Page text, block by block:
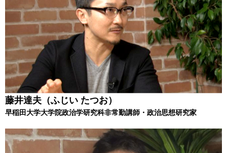
藤井達夫（ふじい たつお）
早稲田大学大学院政治学研究科非常勤講師・政治思想研究家